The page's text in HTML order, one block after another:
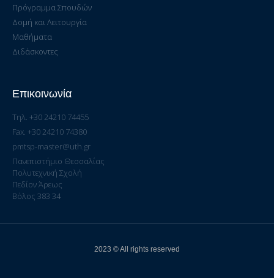
Πρόγραμμα Σπουδών
Δομή και Λειτουργία
Μαθήματα
Διδάσκοντες
Επικοινωνία
Τηλ. +30 24210 74455
Fax. +30 24210 74380
pmtsp-master@uth.gr
Πανεπιστήμιο Θεσσαλίας
Πολυτεχνική Σχολή
Πεδίον Άρεως
Βόλος 383 34
2023 © All rights reserved